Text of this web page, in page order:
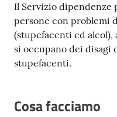
Studiare
a
Piacenza
Costruiamo
Il Servizio dipendenze
persone con problemi
(stupefacenti ed alcol),
si occupano dei disagi
stupefacenti.
Cosa facciamo